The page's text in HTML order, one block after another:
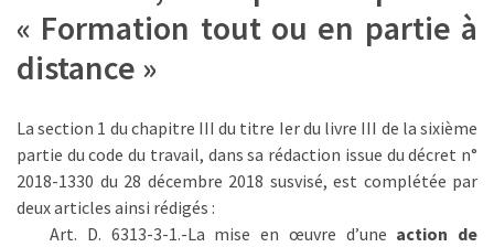
Certification
(28)
« Formation tout ou en partie à
distance »
La section 1 du chapitre III du titre Ier du livre III de la sixième
partie du code du travail, dans sa rédaction issue du décret n°
2018-1330 du 28 décembre 2018 susvisé, est complétée par
deux articles ainsi rédigés :
Art. D. 6313-3-1.-La mise en œuvre d’une action de